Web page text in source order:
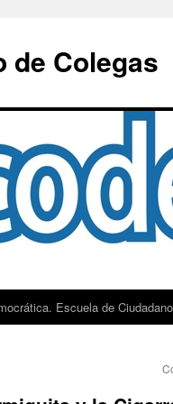
de Colegas
Escuela de